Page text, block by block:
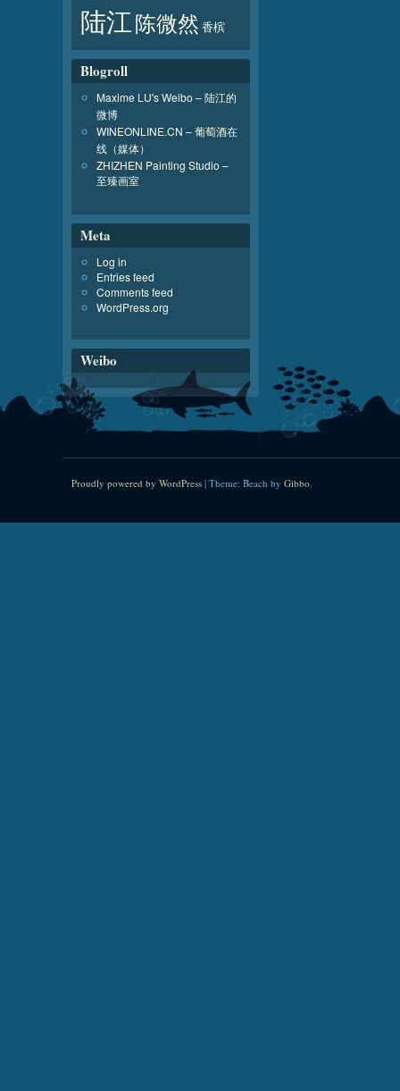
陆江陈微然 香槟
Blogroll
Maxime LU's Weibo – 陆江的
微博
WINEONLINE.CN – 葡萄酒在
线（媒体）
ZHIZHEN Painting Studio –
至臻画室
Meta
Log in
Entries feed
Comments feed
WordPress.org
Weibo
Proudly powered by WordPress | Theme: Beach by Gibbo.